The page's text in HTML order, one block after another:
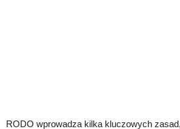
RODO wprowadza kilka kluczowych